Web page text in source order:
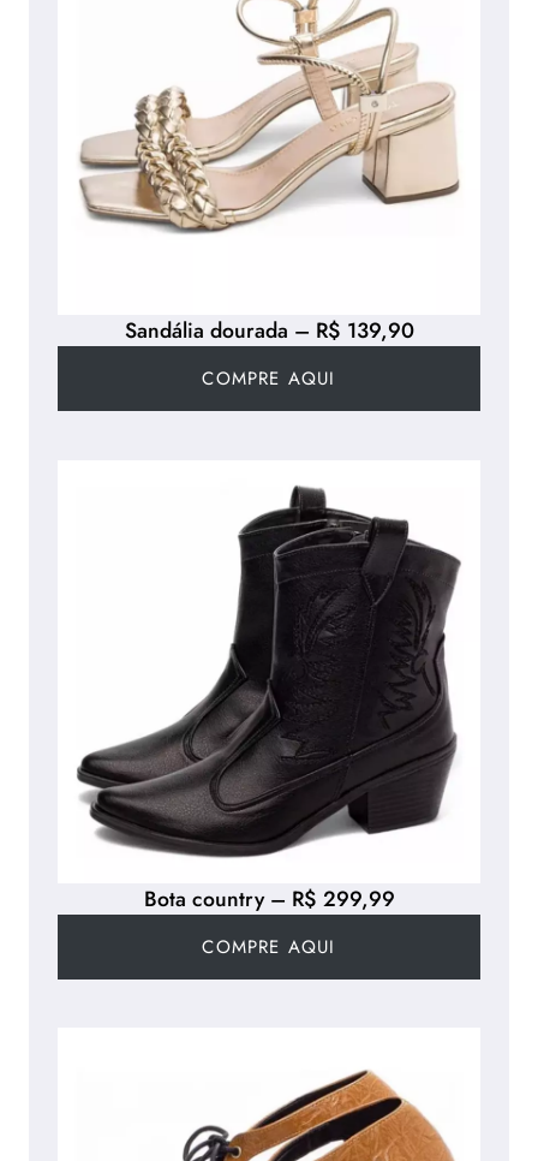
Sandália dourada – R$ 139,90
COMPRE AQUI
Bota country – R$ 299,99
COMPRE AQUI